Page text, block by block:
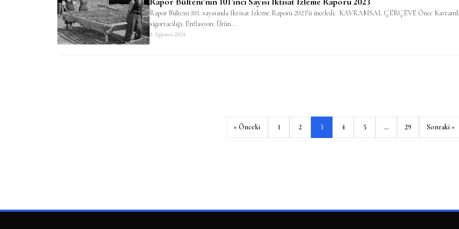
Rapor Bülteni 101. sayısında İktisat İzleme Raporu 2023’ü inceledi. KAVRAMSAL ÇERÇEVE Önce
sigortacılığı. Enflasyon: Ürün...
8 Ağustos 2024
a
« Önceki 1 2 3 4 5 … 29 Sonraki »